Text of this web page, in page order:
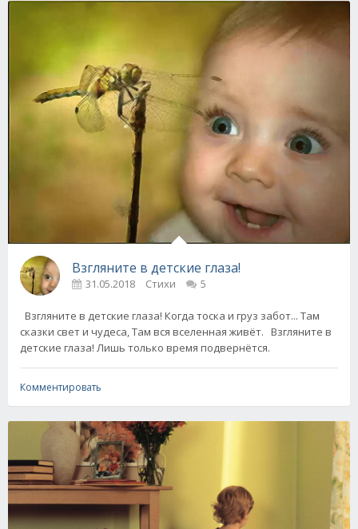
Взгляните в детские глаза!
31.05.2018 Стихи 5
Взгляните в детские глаза! Когда тоска и груз забот... Там
сказки свет и чудеса, Там вся вселенная живёт. Взгляните в
детские глаза! Лишь только время подвернётся.
Комментировать